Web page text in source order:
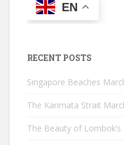
EN
RECENT POSTS
Singapore Beaches
The Karimata Strait
The Beauty of Lombok’s